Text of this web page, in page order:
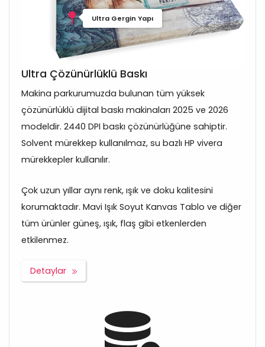
Ultra Gergin Yapı
Ultra Çözünürlüklü Baskı
Makina parkurumuzda bulunan tüm yüksek
çözünürlüklü dijital baskı makinaları 2025 ve 2026
modeldir. 2440 DPI baskı çözünürlüğüne sahiptir.
Solvent mürekkep kullanılmaz, su bazlı HP vivera
mürekkepler kullanılır.
Çok uzun yıllar aynı renk, ışık ve doku kalitesini
korumaktadır. Mavi Işık Soyut Kanvas Tablo ve diğer
tüm ürünler güneş, ışık, flaş gibi etkenlerden
etkilenmez.
Detaylar